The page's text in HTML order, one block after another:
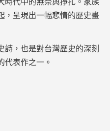
時代中的無奈與掙扎。家族
，呈現出一幅悲情的歷史畫
詩，也是對台灣歷史的深刻
代表作之一。